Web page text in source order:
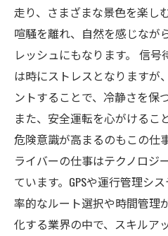
走り、さまざまな景色を楽し
喧騒を離れ、自然を感じなが
レッシュにもなります。 信
は時にストレスとなりますが
ントすることで、冷静さを保
また、安全運転を心がけるこ
危険意識が高まるのもこの仕
ライバーの仕事はテクノロジ
ています。GPSや運行管理シ
率的なルート選択や時間管理
化する業界の中で、スキルア